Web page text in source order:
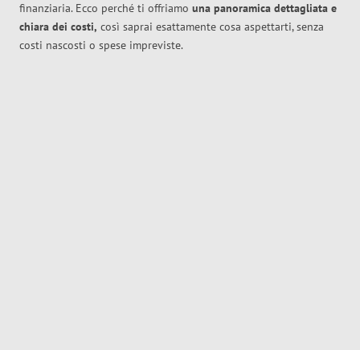
finanziaria. Ecco perché ti offriamo una panoramica dettagliata e
chiara dei costi, così saprai esattamente cosa aspettarti, senza
costi nascosti o spese impreviste.